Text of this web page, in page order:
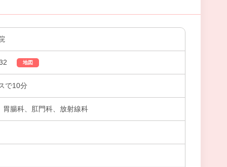
地図
で10分
胃腸科、肛門科、放射線科